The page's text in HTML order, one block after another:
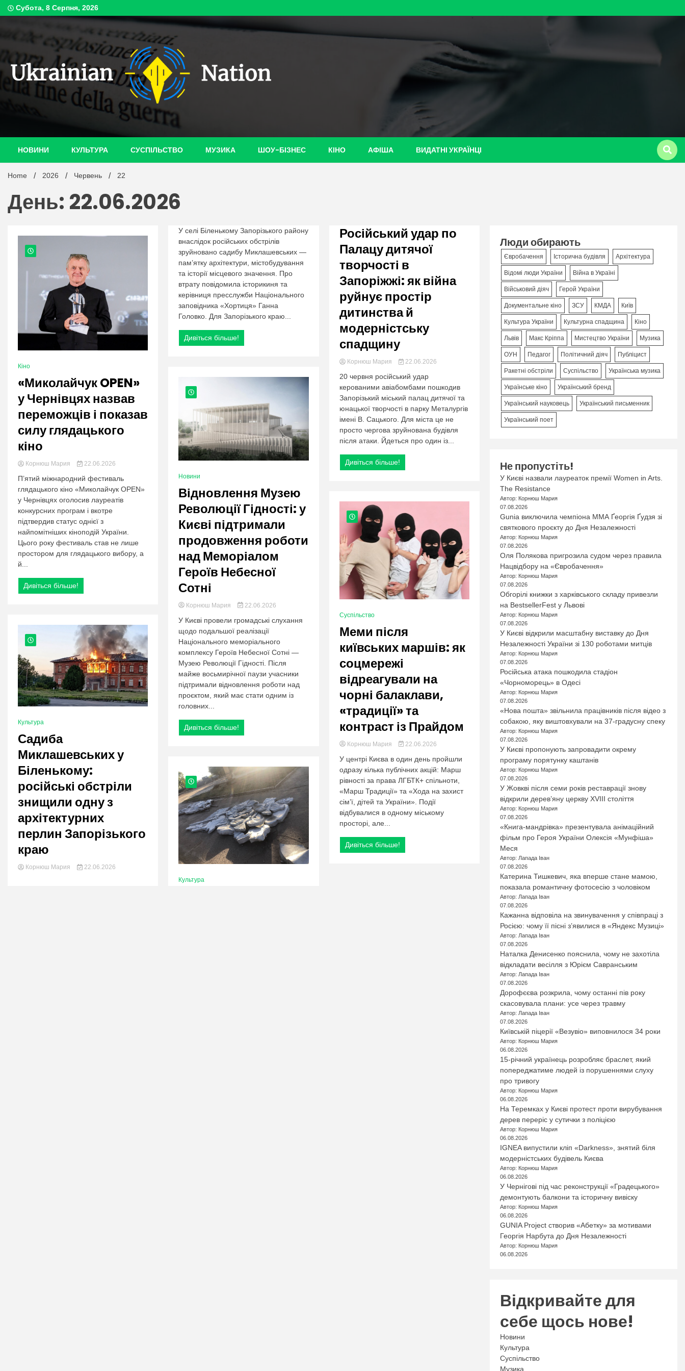
Skip
to
Субота, 8 Серпня, 2026
ukrainian-
nation.org.ua
НОВИНИ КУЛЬТУРА СУСПІЛЬСТВО МУЗИКА ШОУ-БІЗНЕС КІНО АФІША ВИДАТНІ УКРАЇНЦІ
Home 2026 Червень 22
День: 22.06.2026
Кіно
«Миколайчук OPEN»
у Чернівцях назвав
переможців і показав
силу глядацького
кіно
Корнюш Мария 22.06.2026
П’ятий міжнародний фестиваль
глядацького кіно «Миколайчук OPEN»
у Чернівцях оголосив лауреатів
конкурсних програм і вкотре
підтвердив статус однієї з
найпомітніших кіноподій України.
Цього року фестиваль став не лише
простором для глядацького вибору, а
й...
Дивіться більше!
Культура
Садиба
Миклашевських у
Біленькому:
російські обстріли
знищили одну з
архітектурних
перлин Запорізького
краю
Корнюш Мария 22.06.2026
У селі Біленькому Запорізького району
внаслідок російських обстрілів
зруйновано садибу Миклашевських —
пам’ятку архітектури, містобудування
та історії місцевого значення. Про
втрату повідомила історикиня та
керівниця пресслужби Національного
заповідника «Хортиця» Ганна
Головко. Для Запорізького краю...
Дивіться більше!
Новини
Відновлення Музею
Революції Гідності: у
Києві підтримали
продовження роботи
над Меморіалом
Героїв Небесної
Сотні
Корнюш Мария 22.06.2026
У Києві провели громадські слухання
щодо подальшої реалізації
Національного меморіального
комплексу Героїв Небесної Сотні —
Музею Революції Гідності. Після
майже восьмирічної паузи учасники
підтримали відновлення роботи над
проєктом, який має стати одним із
головних...
Дивіться більше!
Культура
Російський удар по
Палацу дитячої
творчості в
Запоріжжі: як війна
руйнує простір
дитинства й
модерністську
спадщину
Корнюш Мария 22.06.2026
20 червня російський удар
керованими авіабомбами пошкодив
Запорізький міський палац дитячої та
юнацької творчості в парку Металургів
імені В. Сацького. Для міста це не
просто чергова зруйнована будівля
після атаки. Йдеться про один із...
Дивіться більше!
Суспільство
Меми після
київських маршів: як
соцмережі
відреагували на
чорні балаклави,
«традиції» та
контраст із Прайдом
Корнюш Мария 22.06.2026
У центрі Києва в один день пройшли
одразу кілька публічних акцій: Марш
рівності за права ЛГБТК+ спільноти,
«Марш Традиції» та «Хода на захист
сім’ї, дітей та України». Події
відбувалися в одному міському
просторі, але...
Дивіться більше!
Люди обирають
Євробачення Історична будівля Архітектура
Відомі люди України Війна в Україні
Військовий діяч Герой України
Документальне кіно ЗСУ КМДА Київ
Культура України Культурна спадщина Кіно
Львів Макс Кріппа Мистецтво України Музика
ОУН Педагог Політичний діяч Публіцист
Ракетні обстріли Суспільство Українська музика
Українське кіно Український бренд
Український науковець Український письменник
Український поет
Не пропустіть!
У Києві назвали лауреаток премії Women in Arts.
The Resistance
Автор: Корнюш Мария
07.08.2026
Gunia виключила чемпіона ММА Ґеоргія Ґудзя зі
святкового проєкту до Дня Незалежності
Автор: Корнюш Мария
07.08.2026
Оля Полякова пригрозила судом через правила
Нацвідбору на «Євробачення»
Автор: Корнюш Мария
07.08.2026
Обгорілі книжки з харківського складу привезли
на BestsellerFest у Львові
Автор: Корнюш Мария
07.08.2026
У Києві відкрили масштабну виставку до Дня
Незалежності України зі 130 роботами митців
Автор: Корнюш Мария
07.08.2026
Російська атака пошкодила стадіон
«Чорноморець» в Одесі
Автор: Корнюш Мария
07.08.2026
«Нова пошта» звільнила працівників після відео з
собакою, яку виштовхували на 37-градусну спеку
Автор: Корнюш Мария
07.08.2026
У Києві пропонують запровадити окрему
програму порятунку каштанів
Автор: Корнюш Мария
07.08.2026
У Жовкві після семи років реставрації знову
відкрили дерев’яну церкву XVIII століття
Автор: Корнюш Мария
07.08.2026
«Книга-мандрівка» презентувала анімаційний
фільм про Героя України Олексія «Мунфіша»
Меся
Автор: Лапада Іван
07.08.2026
Катерина Тишкевич, яка вперше стане мамою,
показала романтичну фотосесію з чоловіком
Автор: Лапада Іван
07.08.2026
Кажанна відповіла на звинувачення у співпраці з
Росією: чому її пісні з’явилися в «Яндекс Музиці»
Автор: Лапада Іван
07.08.2026
Наталка Денисенко пояснила, чому не захотіла
відкладати весілля з Юрієм Савранським
Автор: Лапада Іван
07.08.2026
Дорофєєва розкрила, чому останні пів року
скасовувала плани: усе через травму
Автор: Лапада Іван
07.08.2026
Київській піцерії «Везувіо» виповнилося 34 роки
Автор: Корнюш Мария
06.08.2026
15-річний українець розробляє браслет, який
попереджатиме людей із порушеннями слуху
про тривогу
Автор: Корнюш Мария
06.08.2026
На Теремках у Києві протест проти вирубування
дерев переріс у сутички з поліцією
Автор: Корнюш Мария
06.08.2026
IGNEA випустили кліп «Darkness», знятий біля
модерністських будівель Києва
Автор: Корнюш Мария
06.08.2026
У Чернігові під час реконструкції «Градецького»
демонтують балкони та історичну вивіску
Автор: Корнюш Мария
06.08.2026
GUNIA Project створив «Абетку» за мотивами
Георгія Нарбута до Дня Незалежності
Автор: Корнюш Мария
06.08.2026
Відкривайте для
себе щось нове!
Новини
Культура
Суспільство
Музика